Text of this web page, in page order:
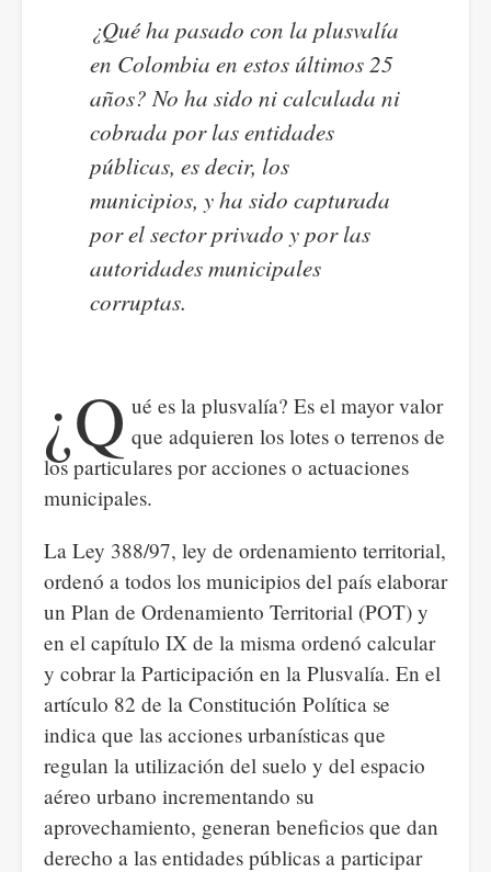
¿Qué ha pasado con la plusvalía
en Colombia en estos últimos 25
años? No ha sido ni calculada ni
cobrada por las entidades
públicas, es decir, los
municipios, y ha sido capturada
por el sector privado y por las
autoridades municipales
corruptas.
¿Q ué es la plusvalía? Es el mayor valor
que adquieren los lotes o terrenos de
los particulares por acciones o actuaciones
municipales.
La Ley 388/97, ley de ordenamiento territorial,
ordenó a todos los municipios del país elaborar
un Plan de Ordenamiento Territorial (POT) y
en el capítulo IX de la misma ordenó calcular
y cobrar la Participación en la Plusvalía. En el
artículo 82 de la Constitución Política se
indica que las acciones urbanísticas que
regulan la utilización del suelo y del espacio
aéreo urbano incrementando su
aprovechamiento, generan beneficios que dan
derecho a las entidades públicas a participar